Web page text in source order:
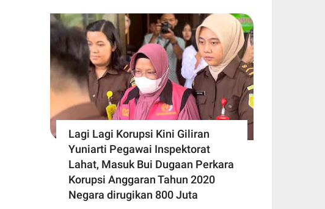
Lagi Lagi Korupsi Kini Giliran
Yuniarti Pegawai Inspektorat
Lahat, Masuk Bui Dugaan Perkara
Korupsi Anggaran Tahun 2020
Negara dirugikan 800 Juta